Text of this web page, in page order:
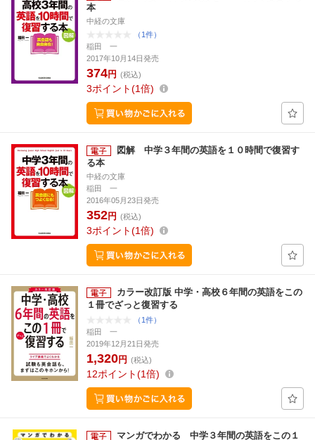
本
中経の文庫
（1件）
稲田 一
2017年10月14日発売
374円 (税込)
3ポイント 1倍
図解 中学３年間の英語を１０時間で復習す
る本
中経の文庫
稲田 一
2016年05月23日発売
352円 (税込)
3ポイント 1倍
カラー改訂版 中学・高校６年間の英語をこの
１冊でざっと復習する
（1件）
稲田 一
2019年12月21日発売
1,320円 (税込)
12ポイント 1倍
マンガでわかる 中学３年間の英語をこの１